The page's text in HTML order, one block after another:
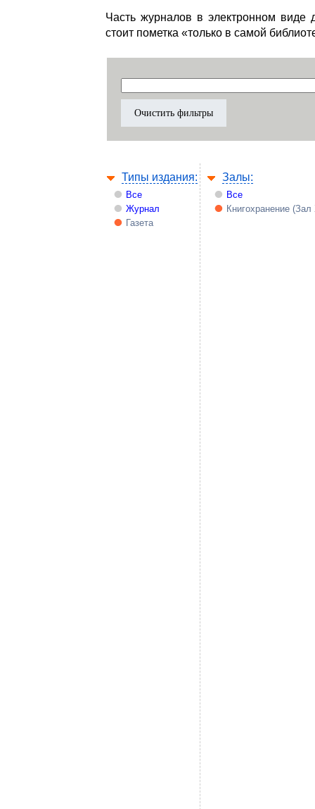
Часть журналов в электронном виде
стоит пометка «только в самой
Типы издания:
Все
Журнал
Газета
Залы:
Все
Книгохранение